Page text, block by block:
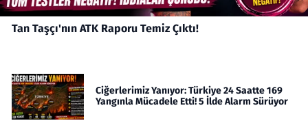
Tan Taşçı'nın ATK Raporu Temiz Çıktı!
Ciğerlerimiz Yanıyor: Türkiye 24 Saatte 169
Yangınla Mücadele Etti! 5 İlde Alarm Sürüyor